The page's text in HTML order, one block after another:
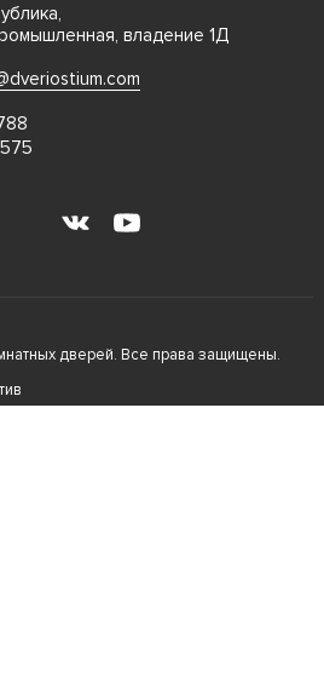
владение 1Д
дверей. Все права защищены.